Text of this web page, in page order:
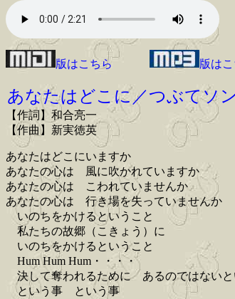
版はこちら 版は
あなたはどこに／つぶてソ
【作詞】和合亮一
【作曲】新実徳英
あなたはどこにいますか
あなたの心は 風に吹かれていますか
あなたの心は こわれていませんか
あなたの心は 行き場を失っていませんか
いのちをかけるということ
私たちの故郷（こきょう）に
いのちをかけるということ
Hum Hum Hum・・・・
決して奪われるために あるのではないと
という事 という事